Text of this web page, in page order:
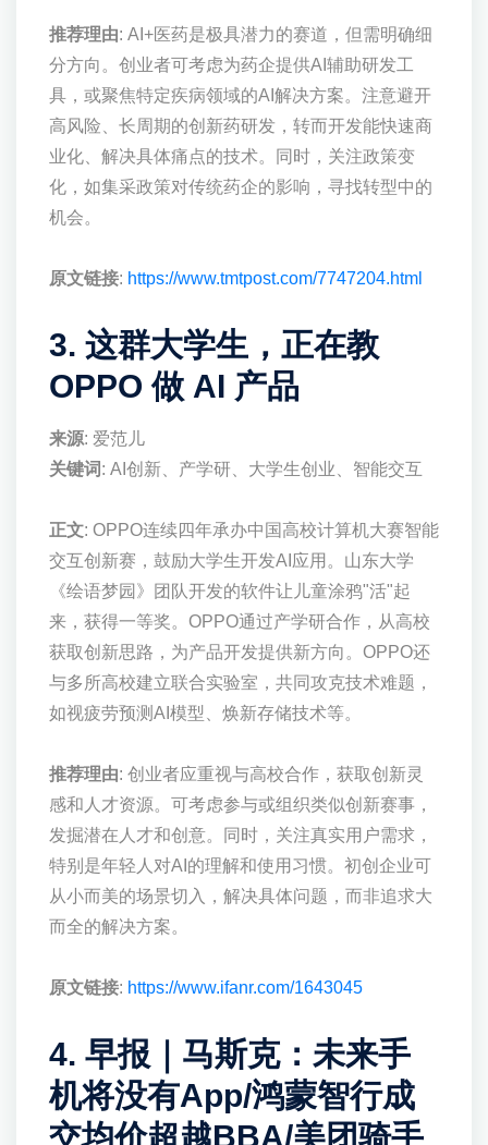
推荐理由: AI+医药是极具潜力的赛道，但需明确细
分方向。创业者可考虑为药企提供AI辅助研发工
具，或聚焦特定疾病领域的AI解决方案。注意避开
高风险、长周期的创新药研发，转而开发能快速商
业化、解决具体痛点的技术。同时，关注政策变
化，如集采政策对传统药企的影响，寻找转型中的
机会。
原文链接: https://www.tmtpost.com/7747204.html
3. 这群大学生，正在教
OPPO 做 AI 产品
来源: 爱范儿
关键词 : AI创新、产学研、大学生创业、智能交互
正文: OPPO连续四年承办中国高校计算机大赛智能
交互创新赛，鼓励大学生开发AI应用。山东大学
《绘语梦园》团队开发的软件让儿童涂鸦"活"起
来，获得一等奖。OPPO通过产学研合作，从高校
获取创新思路，为产品开发提供新方向。OPPO还
与多所高校建立联合实验室，共同攻克技术难题，
如视疲劳预测AI模型、焕新存储技术等。
推荐理由: 创业者应重视与高校合作，获取创新灵
感和人才资源。可考虑参与或组织类似创新赛事，
发掘潜在人才和创意。同时，关注真实用户需求，
特别是年轻人对AI的理解和使用习惯。初创企业可
从小而美的场景切入，解决具体问题，而非追求大
而全的解决方案。
原文链接: https://www.ifanr.com/1643045
4. 早报｜马斯克：未来手
机将没有App/鸿蒙智行成
交均价超越BBA/美团骑手